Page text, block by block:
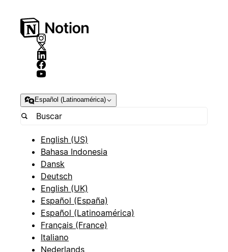
Español (Latinoamérica)
English (US)
Bahasa Indonesia
Dansk
Deutsch
English (UK)
Español (España)
Español (Latinoamérica)
Français (France)
Italiano
Nederlands